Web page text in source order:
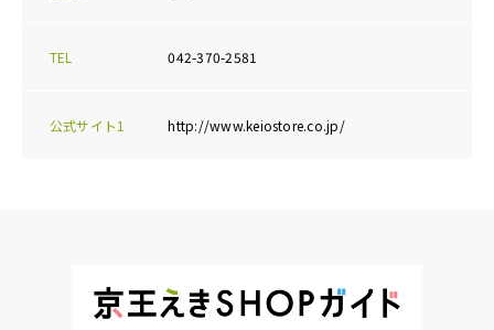
TEL 042-370-2581
公式サイト1 http://www.keiostore.co.jp/